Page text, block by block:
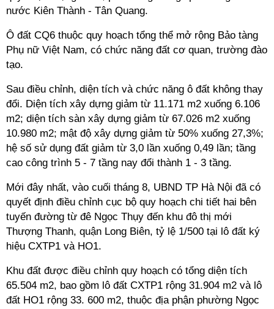
nước Kiên Thành - Tân Quang.
Ô đất CQ6 thuộc quy hoạch tổng thể mở rộng Bảo tàng
Phụ nữ Việt Nam, có chức năng đất cơ quan, trường đào
tạo.
Sau điều chỉnh, diện tích và chức năng ô đất không thay
đổi. Diện tích xây dựng giảm từ 11.171 m2 xuống 6.106
m2; diện tích sàn xây dựng giảm từ 67.026 m2 xuống
10.980 m2; mật độ xây dựng giảm từ 50% xuống 27,3%;
hệ số sử dụng đất giảm từ 3,0 lần xuống 0,49 lần; tầng
cao công trình 5 - 7 tầng nay đổi thành 1 - 3 tầng.
Mới đây nhất, vào cuối tháng 8, UBND TP Hà Nội đã có
quyết định điều chỉnh cục bộ quy hoạch chi tiết hai bên
tuyến đường từ đê Ngọc Thụy đến khu đô thị mới
Thượng Thanh, quận Long Biên, tỷ lệ 1/500 tại lô đất ký
hiệu CXTP1 và HO1.
Khu đất được điều chỉnh quy hoạch có tổng diện tích
65.504 m2, bao gồm lô đất CXTP1 rộng 31.904 m2 và lô
đất HO1 rộng 33. 600 m2, thuộc địa phận phường Ngọc